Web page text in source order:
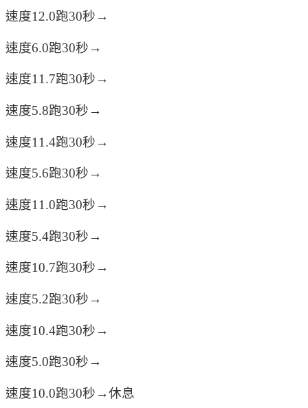
速度12.0跑30秒→
速度6.0跑30秒→
速度11.7跑30秒→
速度5.8跑30秒→
速度11.4跑30秒→
速度5.6跑30秒→
速度11.0跑30秒→
速度5.4跑30秒→
速度10.7跑30秒→
速度5.2跑30秒→
速度10.4跑30秒→
速度5.0跑30秒→
速度10.0跑30秒→休息